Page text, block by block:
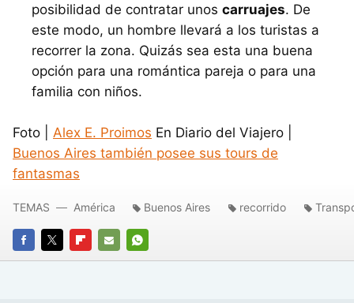
posibilidad de contratar unos carruajes. De
este modo, un hombre llevará a los turistas a
recorrer la zona. Quizás sea esta una buena
opción para una romántica pareja o para una
familia con niños.
Foto | Alex E. Proimos En Diario del Viajero |
Buenos Aires también posee sus tours de
fantasmas
FACEBOOK
TWITTERFLIPBOARD
E-
WHATSAPP
TEMAS América Buenos Aires recorrido